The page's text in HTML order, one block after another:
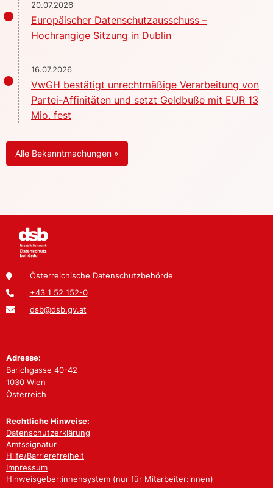
20.07.2026
Europäischer Datenschutzausschuss –
Hochrangige Sitzung in Dublin
16.07.2026
VwGH bestätigt unrechtmäßige Verarbeitung von
Partei-Affinitäten und setzt Geldbuße mit EUR 13
Mio. fest
Alle Bekanntmachungen »
Österreichische Datenschutzbehörde
+43 1 52 152-0
dsb@dsb.gv.at
Adresse:
Barichgasse 40-42
1030 Wien
Österreich
Rechtliche Hinweise:
Datenschutzerklärung
Amtssignatur
Hilfe/Barrierefreiheit
Impressum
Hinweisgeber:innensystem (nur für Mitarbeiter:innen)